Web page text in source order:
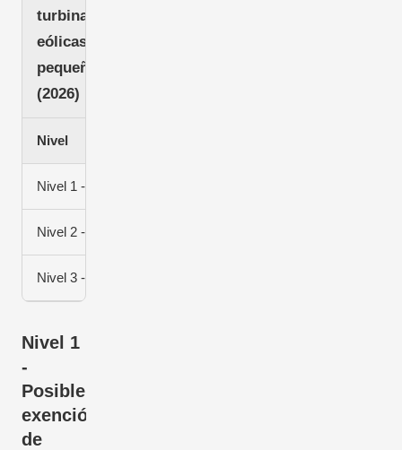
turbinas
eólicas
pequeñas
(2026)
Nivel
Nivel 1 - Exento de permiso
Nivel 2 - Se requiere permiso de construcción
Nivel 3 - Miljöbalken
Nivel 1
-
Posible
exención
de